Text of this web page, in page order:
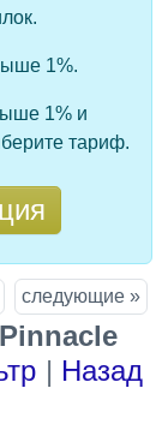
1%.
1% и
тариф.
следующие »
Pinnacle
| Назад